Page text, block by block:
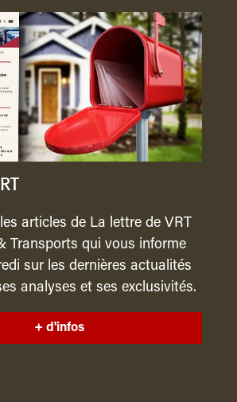
articles de La lettre de VRT
Transports qui vous informe
sur les dernières actualités
analyses et ses exclusivités.
+ d'infos